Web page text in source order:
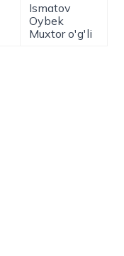
Ismatov
Oybek
Muxtor o'g'li